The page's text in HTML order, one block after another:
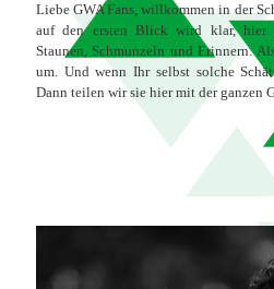
Liebe GWA Fans, willkommen in der
auf den ersten Blick wird klar, hier
Staunen, Schmunzeln und Erinnern.
um. Und wenn Ihr selbst solche
Dann teilen wir sie hier mit der ganzen